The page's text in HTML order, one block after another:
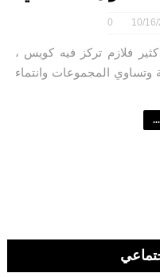
10/
0
فلازم تركز فيه كويس ،
المجموعات وانتماء